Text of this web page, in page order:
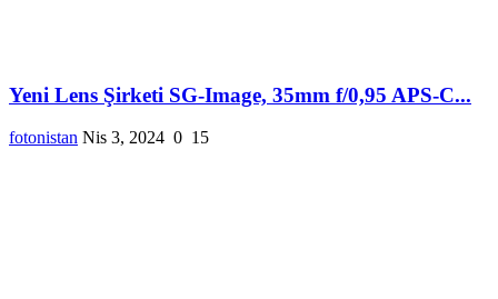
Yeni Lens Şirketi SG-Image, 35mm f/0,95 APS-C...
fotonistan Nis 3, 2024 0 15